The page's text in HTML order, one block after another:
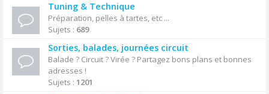
Tuning & Technique
Préparation, pelles à tartes, etc ...
Sujets : 689
Sorties, balades, journées circuit
Balade ? Circuit ? Virée ? Partagez bons plans et bonnes
adresses !
Sujets : 1201